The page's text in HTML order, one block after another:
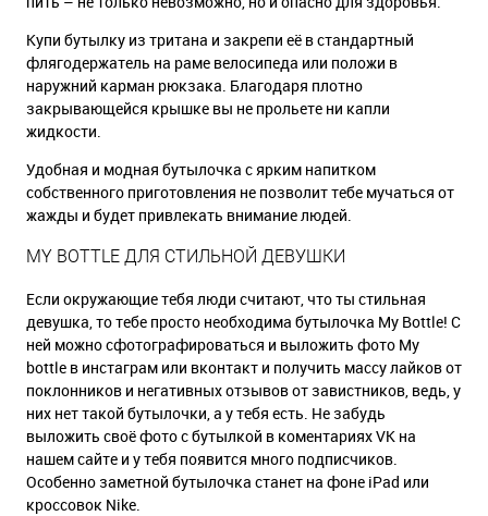
Купи бутылку из тритана и закрепи её в стандартный
флягодержатель на раме велосипеда или положи в
наружний карман рюкзака. Благодаря плотно
закрывающейся крышке вы не прольете ни капли
жидкости.
Удобная и модная бутылочка с ярким напитком
собственного приготовления не позволит тебе мучаться от
жажды и будет привлекать внимание людей.
MY BOTTLE ДЛЯ СТИЛЬНОЙ ДЕВУШКИ
Если окружающие тебя люди считают, что ты стильная
девушка, то тебе просто необходима бутылочка My Bottle! C
ней можно сфотографироваться и выложить фото My
bottle в инстаграм или вконтакт и получить массу лайков от
поклонников и негативных отзывов от завистников, ведь, у
них нет такой бутылочки, а у тебя есть. Не забудь
выложить своё фото с бутылкой в коментариях VK на
нашем сайте и у тебя появится много подписчиков.
Особенно заметной бутылочка станет на фоне iPad или
кроссовок Nike.